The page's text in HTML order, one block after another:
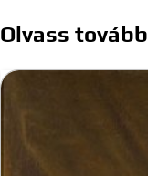
Olvass tovább